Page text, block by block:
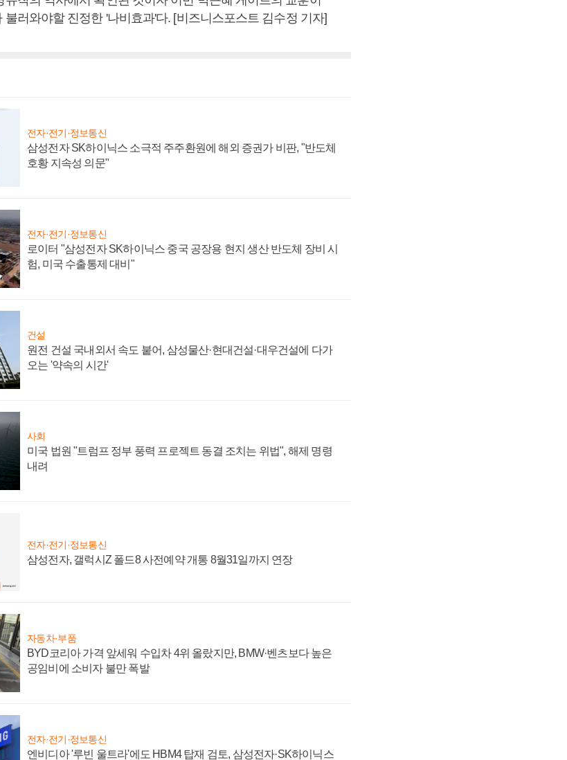
러와야할 진정한 '나비효과'다. [비즈니스포스트 김수정 기자]
전자·전기·정보통신
삼성전자 SK하이닉스 소극적 주주환원에 해외 증권가 비판, "반도체
호황 지속성 의문"
전자·전기·정보통신
로이터 "삼성전자 SK하이닉스 중국 공장용 현지 생산 반도체 장비 시
험, 미국 수출통제 대비"
건설
원전 건설 국내외서 속도 붙어, 삼성물산·현대건설·대우건설에 다가
오는 '약속의 시간'
사회
미국 법원 "트럼프 정부 풍력 프로젝트 동결 조치는 위법", 해제 명령
내려
전자·전기·정보통신
삼성전자, 갤럭시Z 폴드8 사전예약 개통 8월31일까지 연장
자동차·부품
BYD코리아 가격 앞세워 수입차 4위 올랐지만, BMW·벤츠보다 높은
공임비에 소비자 불만 폭발
전자·전기·정보통신
엔비디아 '루빈 울트라'에도 HBM4 탑재 검토, 삼성전자·SK하이닉스